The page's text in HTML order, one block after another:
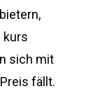
kurs
sich mit
fällt.